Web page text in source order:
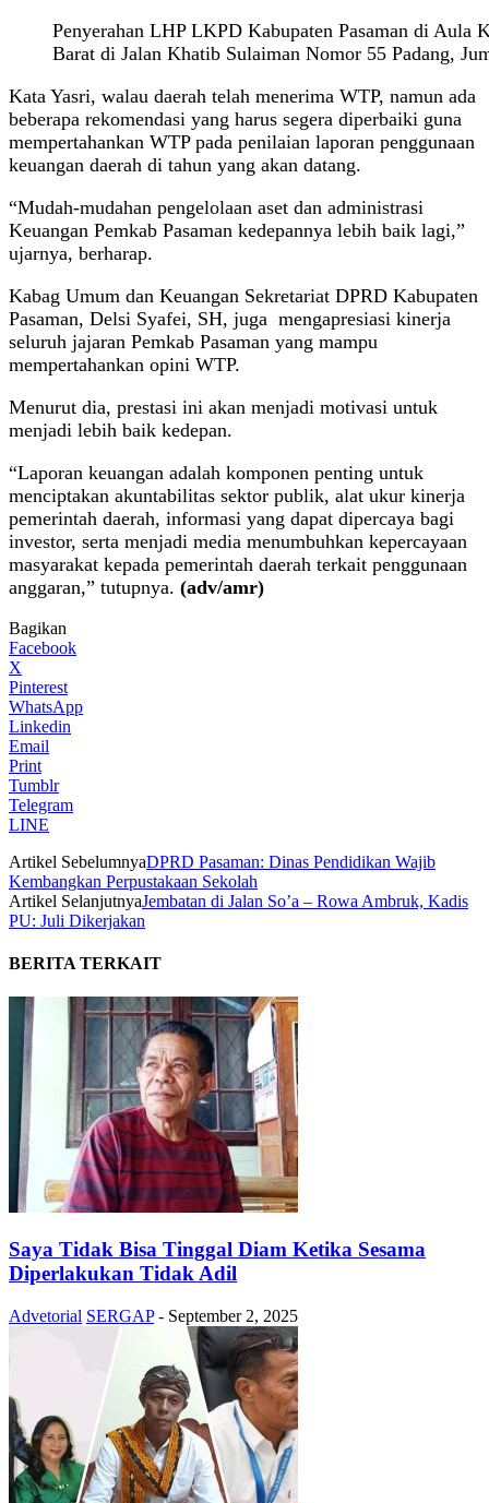
Penyerahan LHP LKPD Kabupaten Pasaman di Aula
Barat di Jalan Khatib Sulaiman Nomor 55 Padang,
Kata Yasri, walau daerah telah menerima WTP, namun ada
beberapa rekomendasi yang harus segera diperbaiki guna
mempertahankan WTP pada penilaian laporan penggunaan
keuangan daerah di tahun yang akan datang.
“Mudah-mudahan pengelolaan aset dan administrasi
Keuangan Pemkab Pasaman kedepannya lebih baik lagi,”
ujarnya, berharap.
Kabag Umum dan Keuangan Sekretariat DPRD Kabupaten
Pasaman, Delsi Syafei, SH, juga mengapresiasi kinerja
seluruh jajaran Pemkab Pasaman yang mampu
mempertahankan opini WTP.
Menurut dia, prestasi ini akan menjadi motivasi untuk
menjadi lebih baik kedepan.
“Laporan keuangan adalah komponen penting untuk
menciptakan akuntabilitas sektor publik, alat ukur kinerja
pemerintah daerah, informasi yang dapat dipercaya bagi
investor, serta menjadi media menumbuhkan kepercayaan
masyarakat kepada pemerintah daerah terkait penggunaan
anggaran,” tutupnya. (adv/amr)
Bagikan
Facebook
X
Pinterest
WhatsApp
Linkedin
Email
Print
Tumblr
Telegram
LINE
Artikel SebelumnyaDPRD Pasaman: Dinas Pendidikan Wajib
Kembangkan Perpustakaan Sekolah
Artikel SelanjutnyaJembatan di Jalan So’a – Rowa Ambruk, Kadis
PU: Juli Dikerjakan
BERITA TERKAIT
Saya Tidak Bisa Tinggal Diam Ketika Sesama
Diperlakukan Tidak Adil
Advetorial SERGAP - September 2, 2025